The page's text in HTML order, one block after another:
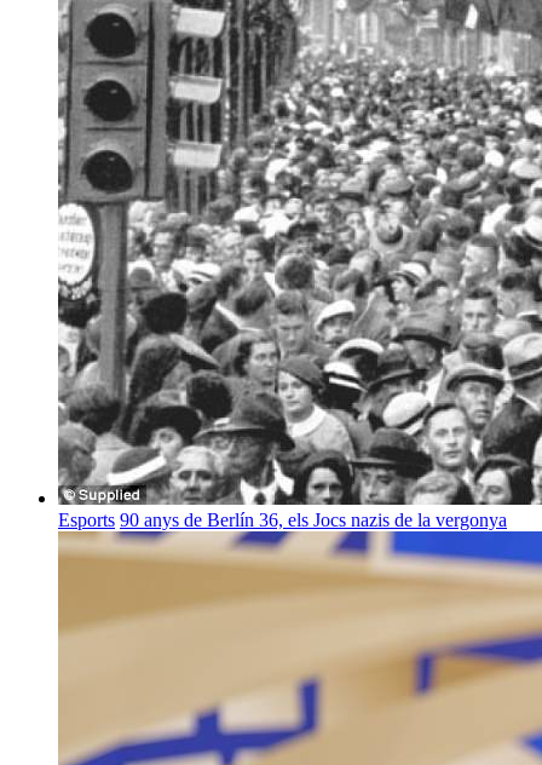
Esports 90 anys de Berlín 36, els Jocs nazis de la vergonya